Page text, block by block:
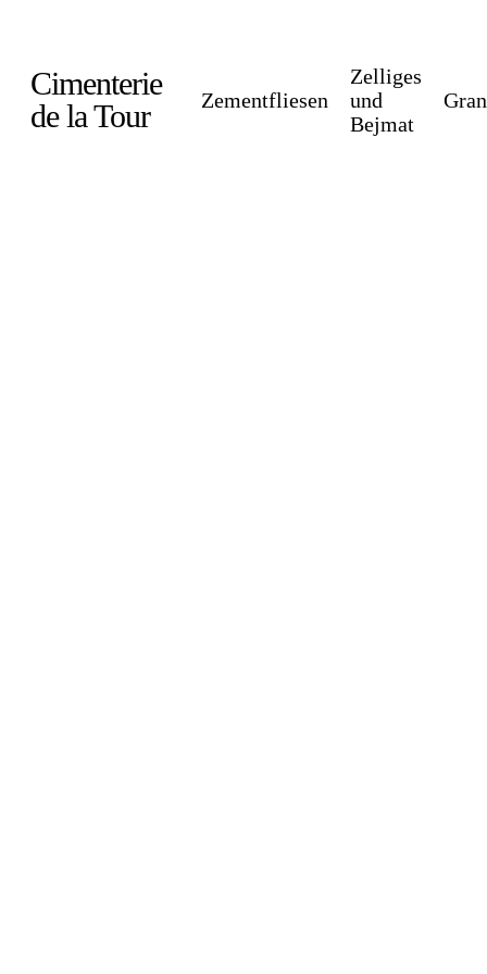
main
content
Cimenterie
de la Tour
Zementfliesen
Zelliges
und
Bejmat